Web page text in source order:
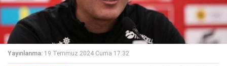
Yayınlanma: 19 Temmuz 2024 Cuma 17:32